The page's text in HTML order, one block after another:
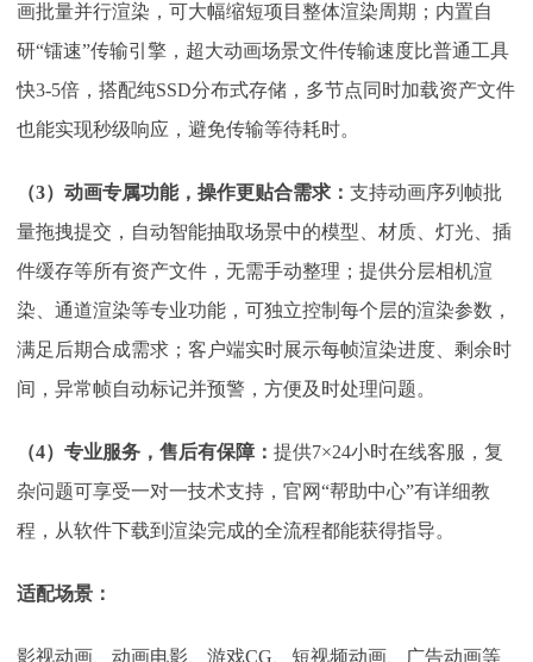
画批量并行渲染，可大幅缩短项目整体渲染周期；内置自
研“镭速”传输引擎，超大动画场景文件传输速度比普通工具
快3-5倍，搭配纯SSD分布式存储，多节点同时加载资产文件
也能实现秒级响应，避免传输等待耗时。
（3）动画专属功能，操作更贴合需求： 支持动画序列帧批
量拖拽提交，自动智能抽取场景中的模型、材质、灯光、插
件缓存等所有资产文件，无需手动整理；提供分层相机渲
染、通道渲染等专业功能，可独立控制每个层的渲染参数，
满足后期合成需求；客户端实时展示每帧渲染进度、剩余时
间，异常帧自动标记并预警，方便及时处理问题。
（4）专业服务，售后有保障： 提供7×24小时在线客服，复
杂问题可享受一对一技术支持，官网“帮助中心”有详细教
程，从软件下载到渲染完成的全流程都能获得指导。
适配场景：
影视动画、动画电影、游戏CG、短视频动画、广告动画等